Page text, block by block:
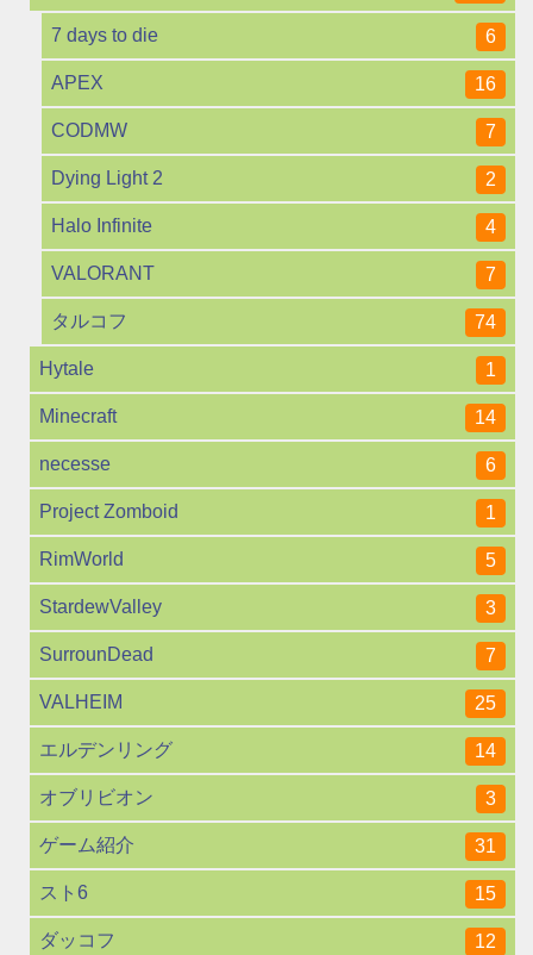
7 days to die 6
APEX 16
CODMW 7
Dying Light 2 2
Halo Infinite 4
VALORANT 7
タルコフ 74
Hytale 1
Minecraft 14
necesse 6
Project Zomboid 1
RimWorld 5
StardewValley 3
SurrounDead 7
VALHEIM 25
エルデンリング 14
オブリビオン 3
ゲーム紹介 31
スト6 15
ダッコフ 12